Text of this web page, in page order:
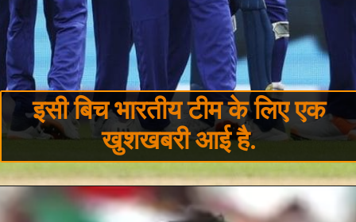
इसी बिच भारतीय टीम के लिए एक
खुशखबरी आई है.